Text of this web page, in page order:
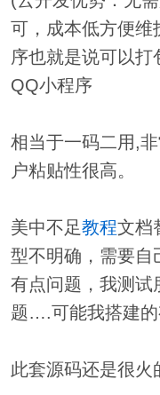
可，成本低方便维
序也就是说可以
QQ小程序
相当于一码二用,
户粘贴性很高。
美中不足教程文档
型不明确，需要自
有点问题，我测试
题….可能我搭建的
此套源码还是很火